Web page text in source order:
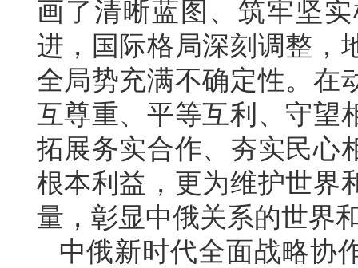
画了清晰蓝图、筑牢坚
进，国际格局深刻调整，
全局势充满不确定性。在
互尊重、平等互利、守望
拓展务实合作、夯实民心
根本利益，更为维护世界
量，彰显中俄关系的世界
中俄新时代全面战略协